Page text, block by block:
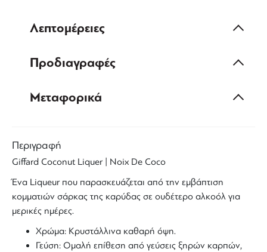
Λεπτομέρειες
Προδιαγραφές
Μεταφορικά
Περιγραφή
Giffard Coconut Liquer | Noix De Coco
Ένα Liqueurπου παρασκευάζεται από την εμβάπτιση
κομματιών σάρκας της καρύδας σε ουδέτερο αλκοόλ για
μερικές ημέρες.
Χρώμα: Κρυστάλλινα καθαρή όψη.
Γεύση: Ομαλή επίθεση από γεύσεις ξηρών καρπών,